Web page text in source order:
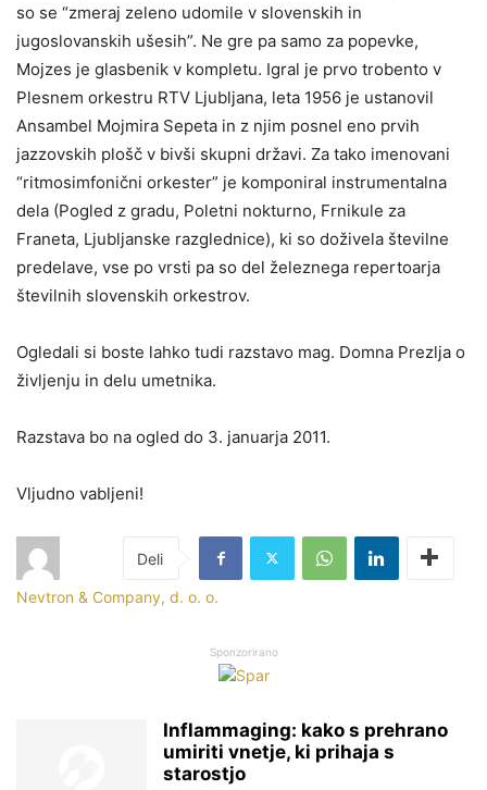
so se “zmeraj zeleno udomile v slovenskih in
jugoslovanskih ušesih”. Ne gre pa samo za popevke,
Mojzes je glasbenik v kompletu. Igral je prvo trobento v
Plesnem orkestru RTV Ljubljana, leta 1956 je ustanovil
Ansambel Mojmira Sepeta in z njim posnel eno prvih
jazzovskih plošč v bivši skupni državi. Za tako imenovani
“ritmosimfonični orkester” je komponiral instrumentalna
dela (Pogled z gradu, Poletni nokturno, Frnikule za
Franeta, Ljubljanske razglednice), ki so doživela številne
predelave, vse po vrsti pa so del železnega repertoarja
številnih slovenskih orkestrov.
Ogledali si boste lahko tudi razstavo mag. Domna Prezlja o
življenju in delu umetnika.
Razstava bo na ogled do 3. januarja 2011.
Vljudno vabljeni!
Nevtron & Company, d. o. o.
Sponzorirano
Inflammaging: kako s prehrano
umiriti vnetje, ki prihaja s
starostjo